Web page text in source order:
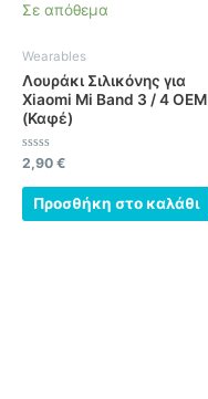
Σε απόθεμα
Wearables
Λουράκι Σιλικόνης για
Xiaomi Mi Band 3 / 4 OEM
(Καφέ)
Βαθμολογήθηκε
με
0
από
2,90 €
Προσθήκη στο καλάθι